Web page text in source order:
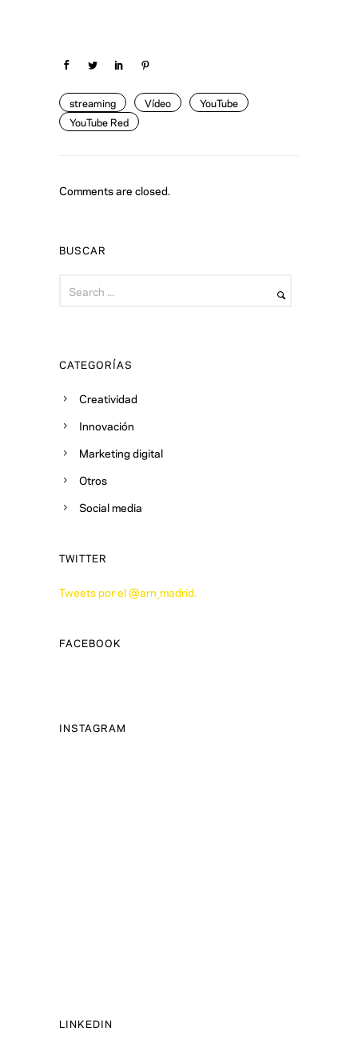
streaming Vídeo
YouTube
YouTube Red
Comments are closed.
BUSCAR
CATEGORÍAS
Creatividad
Innovación
Marketing digital
Otros
Social media
TWITTER
Tweets por el @arn_madrid.
FACEBOOK
INSTAGRAM
LINKEDIN